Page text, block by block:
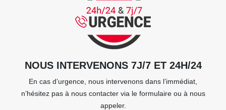
NOUS INTERVENONS 7J/7 ET 24H/24
En cas d’urgence, nous intervenons dans l’immédiat,
n’hésitez pas à nous contacter via le formulaire ou à nous
appeler.